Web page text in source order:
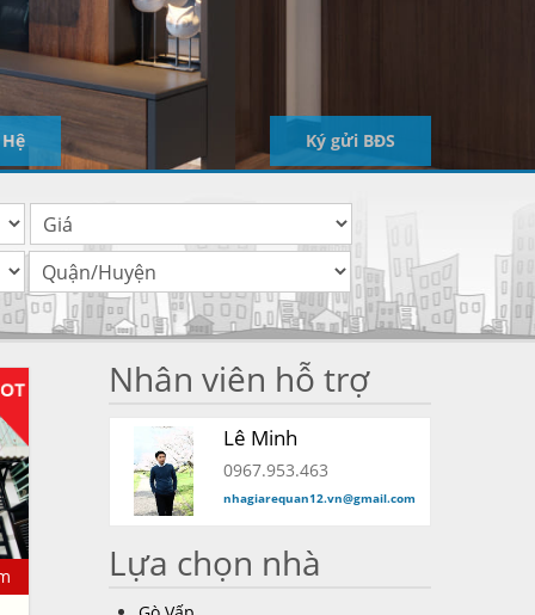
Ký gửi BĐS
Nhà SHR 5m x 9m. Đúc 1 lầu. Hẻm 5m. Đường TTH09 Nhân viên hỗ trợ
Lê Minh
0967.953.463
nhagiarequan12.vn@gmail.com
Lựa chọn nhà